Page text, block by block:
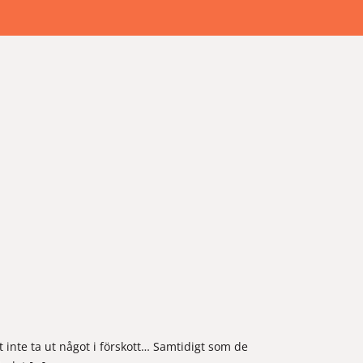
ta ut något i förskott… Samtidigt som de